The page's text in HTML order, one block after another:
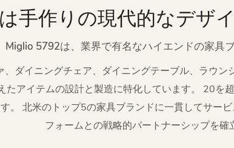
手作りの現代的なデザ
Miglio 5792は、業界で有名なハイエンドの家具
ダイニングチェア、ダイニングテーブル、ラウ
たアイテムの設計と製造に特化しています。 20を
。 北米のトップ5の家具ブランドに一貫してサー
フォームとの戦略的パートナーシップを確